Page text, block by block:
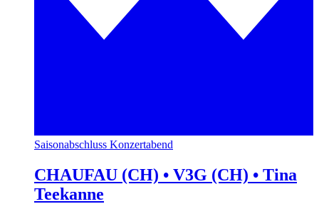
Saisonabschluss Konzertabend
CHAUFAU (CH) • V3G (CH) • Tina
Teekanne